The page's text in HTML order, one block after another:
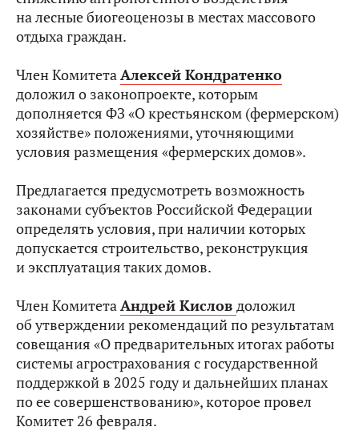
на лесные биогеоценозы в местах массового
отдыха граждан.
Член КомитетаАлексей Кондратенко
доложил о законопроекте, которым
дополняется ФЗ «О крестьянском (фермерском)
хозяйстве» положениями, уточняющими
условия размещения «фермерских домов».
Предлагается предусмотреть возможность
законами субъектов Российской Федерации
определять условия, при наличии которых
допускается строительство, реконструкция
и эксплуатация таких домов.
Член КомитетаАндрей Кислов доложил
об утверждении рекомендаций по результатам
совещания «О предварительных итогах работы
системы агрострахования с государственной
поддержкой в 2025 году и дальнейших планах
по ее совершенствованию», которое провел
Комитет 26 февраля.